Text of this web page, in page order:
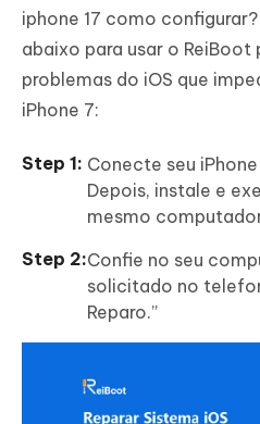
iphone 17 como
abaixo para usar o ReiBoot
problemas do iOS que
iPhone 7:
Conecte seu
Depois, instale e
mesmo
Confie no seu
solicitado no
Reparo.”